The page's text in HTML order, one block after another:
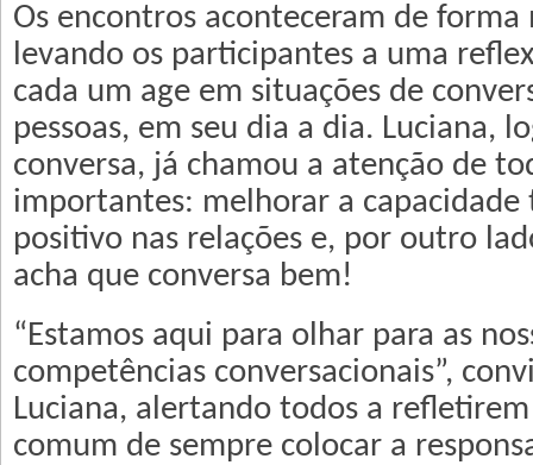
Os encontros aconteceram de
levando os participantes a uma
cada um age em situações de
pessoas, em seu dia a dia. Luciana,
conversa, já chamou a atenção de
importantes: melhorar a
positivo nas relações e, por outro
acha que conversa bem!
“Estamos aqui para olhar para as
competências conversacionais”,
Luciana, alertando todos a
comum de sempre colocar a